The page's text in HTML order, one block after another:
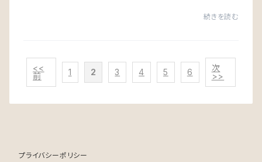
続きを読む
<<
前
1 2 3 4 5 6
次
>>
プライバシーポリシー